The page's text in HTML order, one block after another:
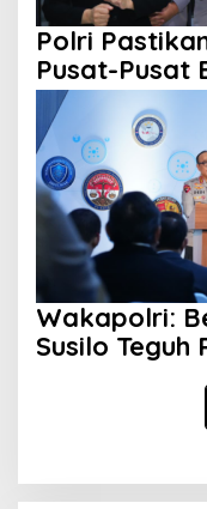
Polri
Pusat-Pusat
Tetap
Wakapolri:
Susilo Teguh
Perkuat
Studi